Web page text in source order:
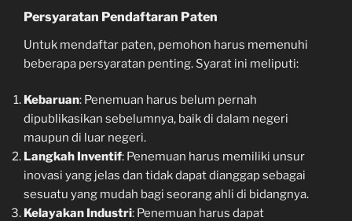
Persyaratan Pendaftaran Paten
Untuk mendaftar paten, pemohon harus memenuhi
beberapa persyaratan penting. Syarat ini meliputi:
Kebaruan: Penemuan harus belum pernah
dipublikasikan sebelumnya, baik di dalam negeri
maupun di luar negeri.
Langkah Inventif: Penemuan harus memiliki unsur
inovasi yang jelas dan tidak dapat dianggap sebagai
sesuatu yang mudah bagi seorang ahli di bidangnya.
Kelayakan Industri: Penemuan harus dapat